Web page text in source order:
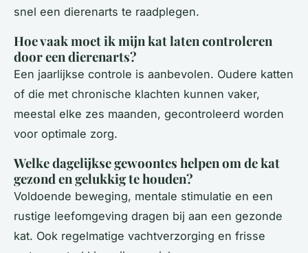
snel een dierenarts te raadplegen.
Hoe vaak moet ik mijn kat laten controleren
door een dierenarts?
Een jaarlijkse controle is aanbevolen. Oudere katten
of die met chronische klachten kunnen vaker,
meestal elke zes maanden, gecontroleerd worden
voor optimale zorg.
Welke dagelijkse gewoontes helpen om de kat
gezond en gelukkig te houden?
Voldoende beweging, mentale stimulatie en een
rustige leefomgeving dragen bij aan een gezonde
kat. Ook regelmatige vachtverzorging en frisse